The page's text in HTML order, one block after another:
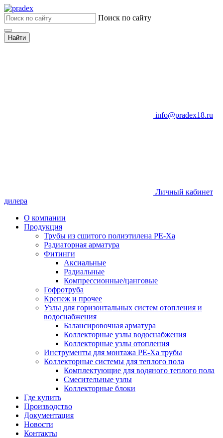
Поиск по сайту
Найти
info@pradex18.ru
Личный кабинет
дилера
О компании
Продукция
Трубы из сшитого полиэтилена PE-Xа
Радиаторная арматура
Фитинги
Аксиальные
Радиальные
Компрессионные/цанговые
Гофротруба
Крепеж и прочее
Узлы для горизонтальных систем отопления и
водоснабжения
Балансировочная арматура
Коллекторные узлы водоснабжения
Коллекторные узлы отопления
Инструменты для монтажа PE-Xа трубы
Коллекторные системы для теплого пола
Комплектующие для водяного теплого пола
Смесительные узлы
Коллекторные блоки
Где купить
Производство
Документация
Новости
Контакты